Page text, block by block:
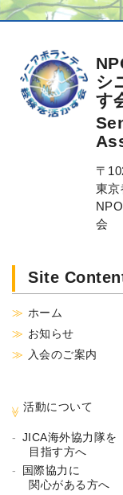
シ
す
〒
東
会
Site
ホーム
お知らせ
入会のご案内
活動について
JICA海外協力隊を
目指す方へ
国際協力に
関心がある方へ